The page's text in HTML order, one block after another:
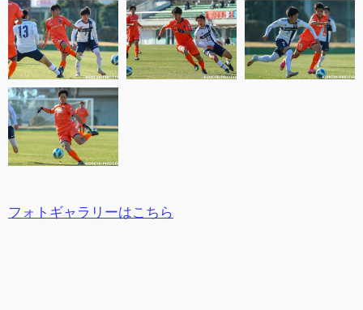
フォトギャラリーはこちら